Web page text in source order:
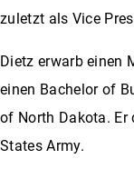
zuletzt als Vice
Dietz erwarb einen
einen Bachelor of
of North Dakota. Er
States Army.